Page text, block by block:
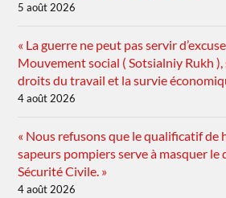
5 août 2026
« La guerre ne peut pas servir
Mouvement social ( Sotsialniy Rukh ),
droits du travail et la survie
4 août 2026
« Nous refusons que le qualificatif de
sapeurs pompiers serve à masquer le
Sécurité Civile. »
4 août 2026